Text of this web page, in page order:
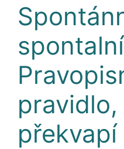
překvapí